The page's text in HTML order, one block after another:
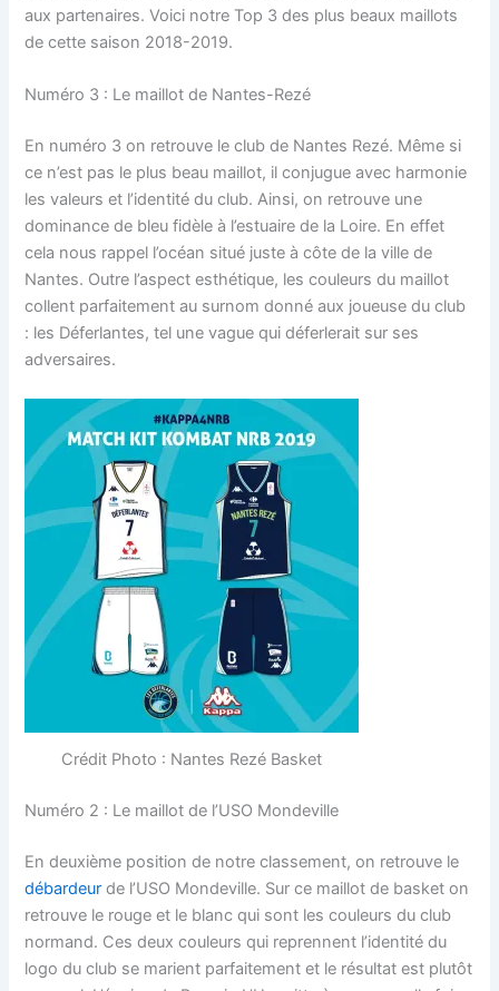
aux partenaires. Voici notre Top 3 des plus beaux maillots
de cette saison 2018-2019.
Numéro 3 : Le maillot de Nantes-Rezé
En numéro 3 on retrouve le club de Nantes Rezé. Même si
ce n’est pas le plus beau maillot, il conjugue avec harmonie
les valeurs et l’identité du club. Ainsi, on retrouve une
dominance de bleu fidèle à l’estuaire de la Loire. En effet
cela nous rappel l’océan situé juste à côte de la ville de
Nantes. Outre l’aspect esthétique, les couleurs du maillot
collent parfaitement au surnom donné aux joueuse du club
: les Déferlantes, tel une vague qui déferlerait sur ses
adversaires.
Crédit Photo : Nantes Rezé Basket
Numéro 2 : Le maillot de l’USO Mondeville
En deuxième position de notre classement, on retrouve le
débardeur de l’USO Mondeville. Sur ce maillot de basket on
retrouve le rouge et le blanc qui sont les couleurs du club
normand. Ces deux couleurs qui reprennent l’identité du
logo du club se marient parfaitement et le résultat est plutôt